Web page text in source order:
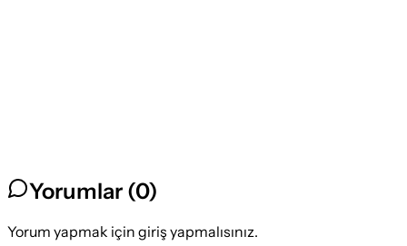
Yorumlar (0)
Yorum yapmak için giriş yapmalısınız.